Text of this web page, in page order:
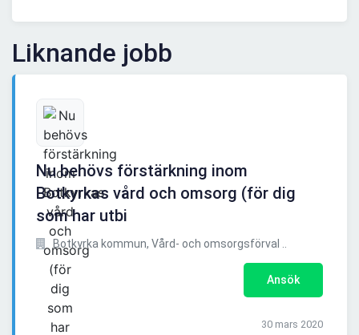
Liknande jobb
Nu behövs förstärkning inom
Botkyrkas vård och omsorg (för dig
som har utbi
Botkyrka kommun, Vård- och omsorgsförval ..
Ansök
30 mars 2020